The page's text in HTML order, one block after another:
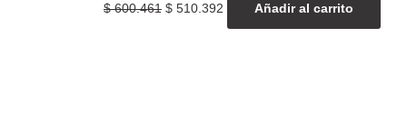
$600.461 $ 510.392 Añadir al carrito